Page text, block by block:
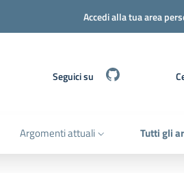
Accedi alla tua area
Seguici su
Argomenti attuali Tutti gli